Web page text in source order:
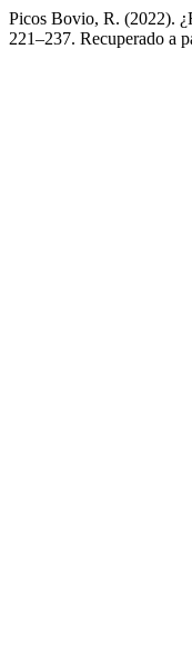
Picos Bovio, R.
221–237. Recuperado a